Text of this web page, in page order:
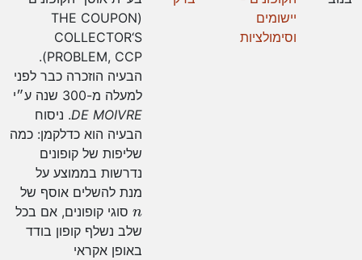
יישומים
וסימולציות
(THE COUPON
COLLECTOR‘S
PROBLEM, CCP).
הבעיה הוזכרה כבר לפני
למעלה מ-300 שנה ע״י
DE MOIVRE. ניסוח
הבעיה הוא כדלקמן: כמה
שליפות של קופונים
נדרשות בממוצע על
מנת להשלים אוסף של
nסוגי קופונים, אם בכל
שלב נשלף קופון בודד
באופן אקראי